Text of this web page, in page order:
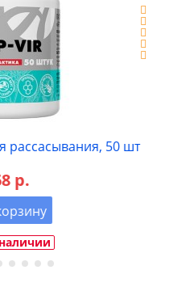
рассасывания, 50 шт
р.